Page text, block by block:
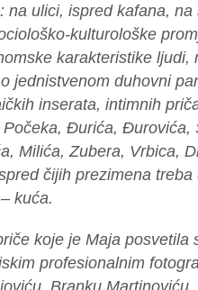
na ulici, ispred kafana,
kulturološke
karakteristike ljudi,
jednistvenom duhovni
inserata, intimnih
Đurića, Đurovića,
Milića, Zubera, Vrbica,
čijih prezimena treba
kuća.
koje je Maja posvetila
profesionalnim
Branku Martinoviću,